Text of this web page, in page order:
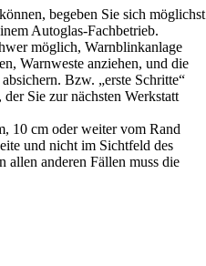
begeben Sie sich möglichst
Autoglas-Fachbetrieb.
möglich, Warnblinkanlage
Warnweste anziehen, und die
Bzw. „erste Schritte“
Sie zur nächsten Werkstatt
10 cm oder weiter vom Rand
und nicht im Sichtfeld des
allen anderen Fällen muss die